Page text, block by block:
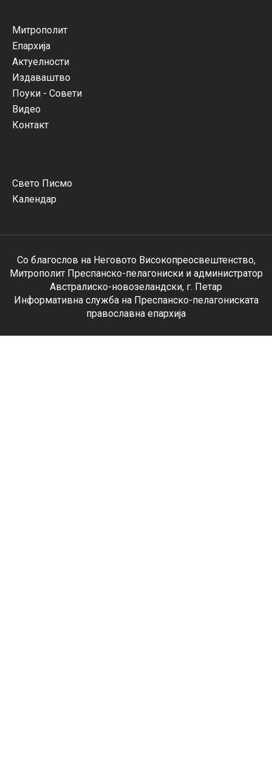
Митрополит
Епархија
Актуелности
Издаваштво
Поуки - Совети
Видео
Контакт
Свето Писмо
Календар
Со благослов на Неговото Високопреосвештенство,
Митрополит Преспанско-пелагониски и администратор
Австралиско-новозеландски, г. Петар
Информативна служба на Преспанско-пелагониската
православна епархија